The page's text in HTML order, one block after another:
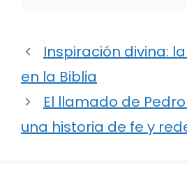
Inspiración divina:
en la Biblia
El llamado de
una historia de fe y